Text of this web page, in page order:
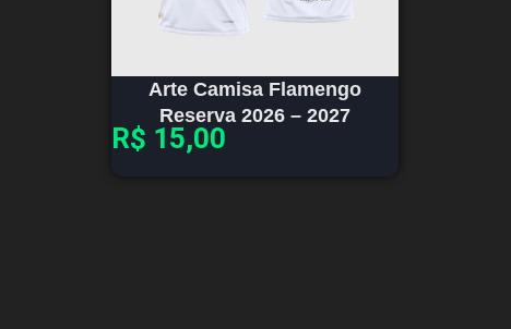
Arte Camisa Flamengo
Reserva 2026 – 2027
R$ 15,00